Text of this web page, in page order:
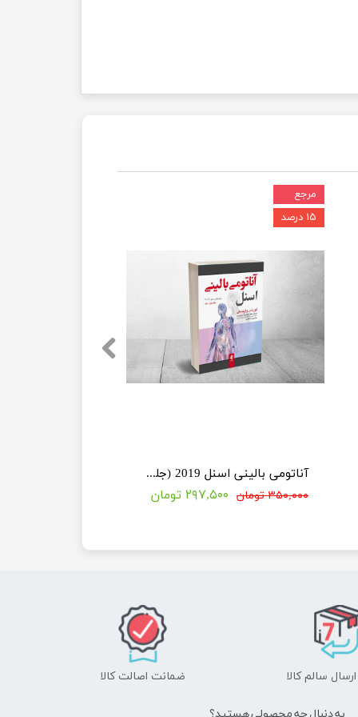
آناتومی بالینی اسنل 2019 (جلد اول : تنه)
۳۵۰,۰۰۰ تومان ۲۹۷,۵۰۰ تومان
مرجع
۱۵ درصد
سالم کالا ضمانت اصالت کالا
به دنبال چه محصولی هستید؟